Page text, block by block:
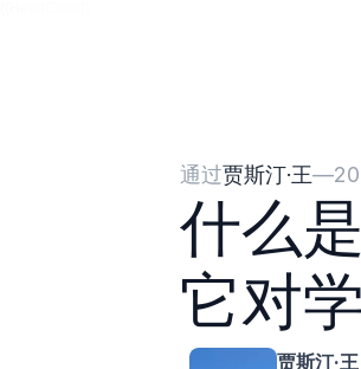
通过贾斯汀·王—
什么
它对
贾斯汀·王